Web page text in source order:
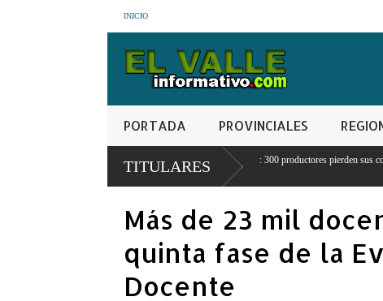
INICIO
PORTADA PROVINCIALES
TITULARES
Crisis agrícola en Juancho: 300 productores pierden sus cosechas por
Más de 23 mil
quinta fase de la
Docente